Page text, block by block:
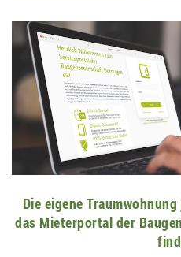
Die eigene
das Mieterportal der